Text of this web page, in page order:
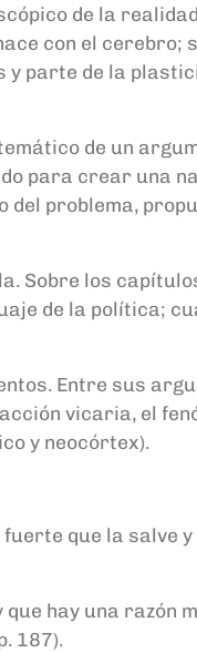
de la
con el cerebro;
y parte de la
de un
para crear una
del problema,
Sobre los
de la política;
Entre sus
vicaria, el
y neocórtex).
que la
hay una razón
187).